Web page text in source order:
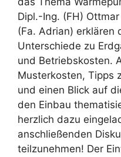
Dipl.-Ing. (FH)
(Fa. Adrian) erklären
Unterschiede zu
und Betriebskosten.
Musterkosten, Tipps
und einen Blick auf
den Einbau
herzlich dazu
anschließenden
teilzunehmen! Der